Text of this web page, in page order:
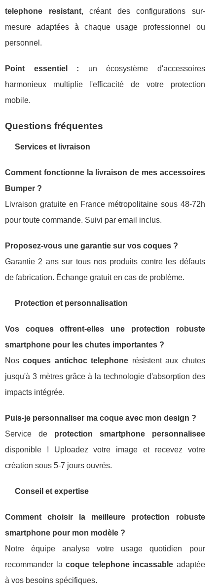
telephone resistant, créant des configurations sur-
mesure adaptées à chaque usage professionnel ou
personnel.
Point essentiel : un écosystème d'accessoires
harmonieux multiplie l'efficacité de votre protection
mobile.
Questions fréquentes
Services et livraison
Comment fonctionne la livraison de mes accessoires
Bumper ?
Livraison gratuite en France métropolitaine sous 48-72h
pour toute commande. Suivi par email inclus.
Proposez-vous une garantie sur vos coques ?
Garantie 2 ans sur tous nos produits contre les défauts
de fabrication. Échange gratuit en cas de problème.
Protection et personnalisation
Vos coques offrent-elles une protection robuste
smartphone pour les chutes importantes ?
Noscoques antichoc telephone résistent aux chutes
jusqu'à 3 mètres grâce à la technologie d'absorption des
impacts intégrée.
Puis-je personnaliser ma coque avec mon design ?
Service de protection smartphone personnalisee
disponible ! Uploadez votre image et recevez votre
création sous 5-7 jours ouvrés.
Conseil et expertise
Comment choisir la meilleure protection robuste
smartphone pour mon modèle ?
Notre équipe analyse votre usage quotidien pour
recommander lacoque telephone incassable adaptée
à vos besoins spécifiques.